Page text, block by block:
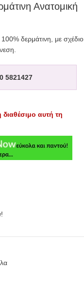
Ανατομική
δερμάτινη, με σχέδιo
5821427
αυτή τη